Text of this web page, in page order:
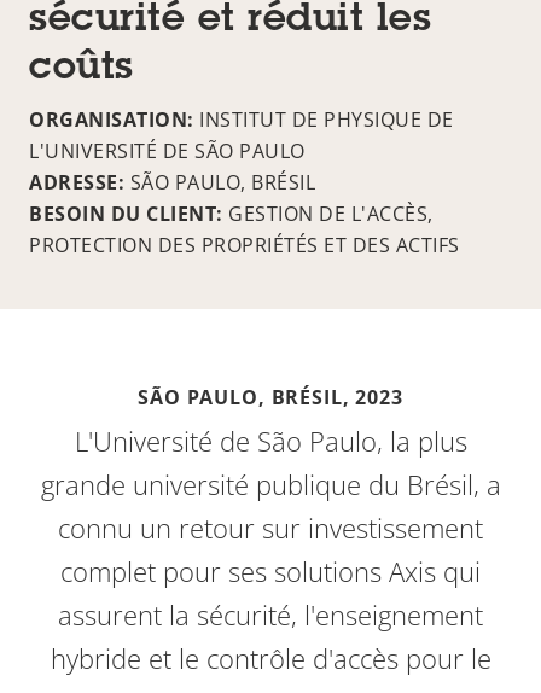
sécurité et réduit les
coûts
ORGANISATION: INSTITUT DE PHYSIQUE DE
L'UNIVERSITÉ DE SÃO PAULO
ADRESSE: SÃO PAULO, BRÉSIL
BESOIN DU CLIENT: GESTION DE L'ACCÈS,
PROTECTION DES PROPRIÉTÉS ET DES ACTIFS
SÃO PAULO, BRÉSIL,2023
L'Université de São Paulo, la plus
grande université publique du Brésil, a
connu un retour sur investissement
complet pour ses solutions Axis qui
assurent la sécurité, l'enseignement
hybride et le contrôle d'accès pour le